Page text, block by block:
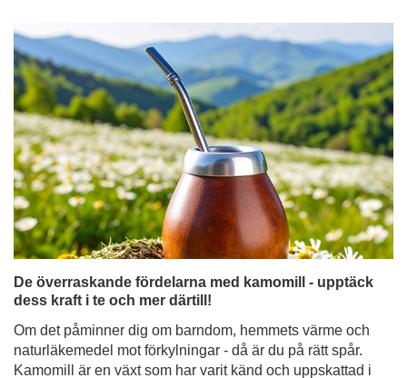
De överraskande fördelarna med kamomill - upptäck
dess kraft i te och mer därtill!
Om det påminner dig om barndom, hemmets värme och
naturläkemedel mot förkylningar - då är du på rätt spår.
Kamomill är en växt som har varit känd och uppskattad i
århundraden och som används både inom naturmedicin
mormors medicinskåp. Men visste du hur många av
kamomillens egenskaper som kan överraska dig? Och
att den inte bara kan vara en fristående ingrediens, utan
också ett perfekt komplement till yerba mate? Upptäck
vad som gör kamomillte till mycket mer än bara en enkel